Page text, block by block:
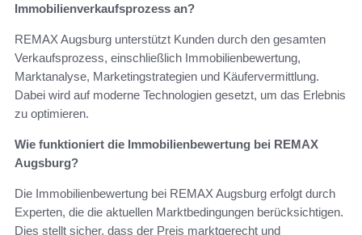
Immobilienverkaufsprozess an?
REMAX Augsburg unterstützt Kunden durch den gesamten
Verkaufsprozess, einschließlich Immobilienbewertung,
Marktanalyse, Marketingstrategien und Käufervermittlung.
Dabei wird auf moderne Technologien gesetzt, um das Erlebnis
zu optimieren.
Wie funktioniert die Immobilienbewertung bei REMAX
Augsburg?
Die Immobilienbewertung bei REMAX Augsburg erfolgt durch
Experten, die die aktuellen Marktbedingungen berücksichtigen.
Dies stellt sicher, dass der Preis marktgerecht und